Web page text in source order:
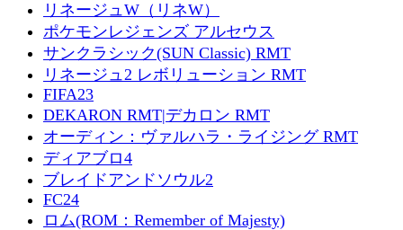
リネージュW（リネW）
ポケモンレジェンズ アルセウス
サンクラシック(SUN Classic) RMT
リネージュ2 レボリューション RMT
FIFA23
DEKARON RMT|デカロン RMT
オーディン：ヴァルハラ・ライジング RMT
ディアブロ4
ブレイドアンドソウル2
FC24
ロム(ROM：Remember of Majesty)